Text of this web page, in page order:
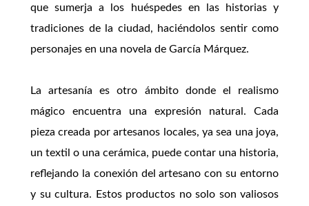
que sumerja a los huéspedes en las historias y
tradiciones de la ciudad, haciéndolos sentir como
personajes en una novela de García Márquez.
La artesanía es otro ámbito donde el realismo
mágico encuentra una expresión natural. Cada
pieza creada por artesanos locales, ya sea una joya,
un textil o una cerámica, puede contar una historia,
reflejando la conexión del artesano con su entorno
y su cultura. Estos productos no solo son valiosos